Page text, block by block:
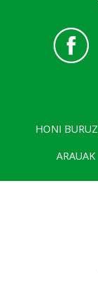
HONI BURUZ
ARAUAK